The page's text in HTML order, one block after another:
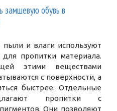
замшевую обувь в
и влаги используют
пропитки материала.
этими веществами
с поверхности, а
быстрее. Отдельные
пропитки с
Они позволяют